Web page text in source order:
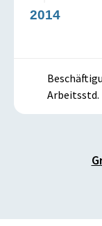
2014
Arbeitsstd.